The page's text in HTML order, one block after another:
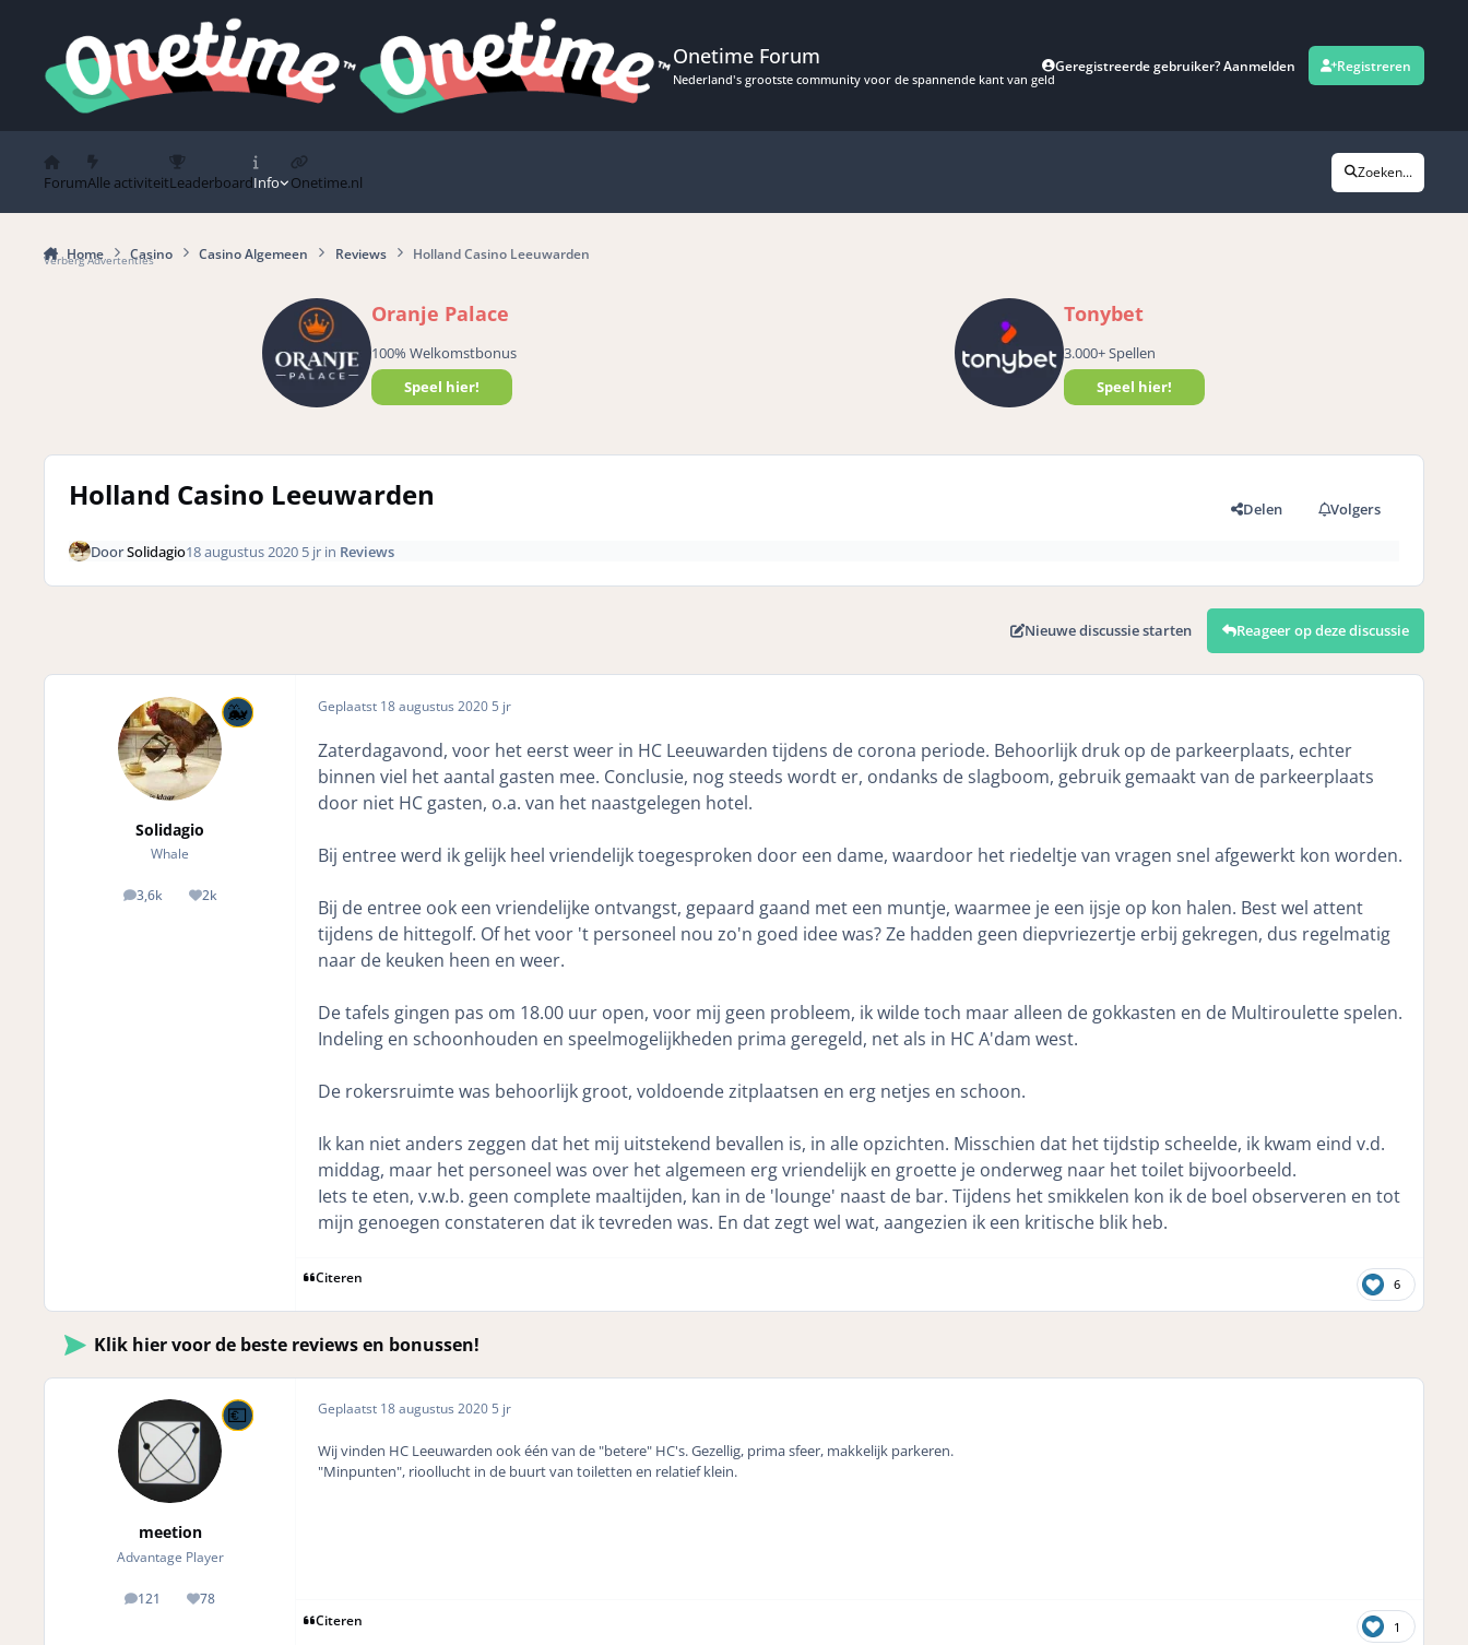
Onetime Forum
Nederland's grootste community voor de spannende kant van geld
Geregistreerde gebruiker? Aanmelden Registreren
ForumAlle activiteitLeaderboardInfo Onetime.nl
Zoeken...
Home Casino Casino Algemeen Reviews Holland Casino Leeuwarden
Verberg Advertenties
Oranje Palace
100% Welkomstbonus
Speel hier!
Tonybet
3.000+ Spellen
Speel hier!
Holland Casino Leeuwarden Delen Volgers
DoorSolidagio18 augustus 2020 5 jrin Reviews
Nieuwe discussie starten Reageer op deze discussie
Solidagio
Whale
3,6k
posts 2k
Reputation
Geplaatst 18 augustus 2020 5 jr
Zaterdagavond, voor het eerst weer in HC Leeuwarden tijdens de corona periode. Behoorlijk druk op de parkeerplaats, echter
binnen viel het aantal gasten mee. Conclusie, nog steeds wordt er, ondanks de slagboom, gebruik gemaakt van de parkeerplaats
door niet HC gasten, o.a. van het naastgelegen hotel.
Bij entree werd ik gelijk heel vriendelijk toegesproken door een dame, waardoor het riedeltje van vragen snel afgewerkt kon worden.
Bij de entree ook een vriendelijke ontvangst, gepaard gaand met een muntje, waarmee je een ijsje op kon halen. Best wel attent
tijdens de hittegolf. Of het voor 't personeel nou zo'n goed idee was? Ze hadden geen diepvriezertje erbij gekregen, dus regelmatig
naar de keuken heen en weer.
De tafels gingen pas om 18.00 uur open, voor mij geen probleem, ik wilde toch maar alleen de gokkasten en de Multiroulette spelen.
Indeling en schoonhouden en speelmogelijkheden prima geregeld, net als in HC A'dam west.
De rokersruimte was behoorlijk groot, voldoende zitplaatsen en erg netjes en schoon.
Ik kan niet anders zeggen dat het mij uitstekend bevallen is, in alle opzichten. Misschien dat het tijdstip scheelde, ik kwam eind v.d.
middag, maar het personeel was over het algemeen erg vriendelijk en groette je onderweg naar het toilet bijvoorbeeld.
Iets te eten, v.w.b. geen complete maaltijden, kan in de 'lounge' naast de bar. Tijdens het smikkelen kon ik de boel observeren en tot
mijn genoegen constateren dat ik tevreden was. En dat zegt wel wat, aangezien ik een kritische blik heb.
Citeren 6
Klik hier voor de beste reviews en bonussen!
meetion
Advantage Player
121
posts 78
Reputation
Geplaatst 18 augustus 2020 5 jr
Wij vinden HC Leeuwarden ook één van de "betere" HC's. Gezellig, prima sfeer, makkelijk parkeren.
"Minpunten", rioollucht in de buurt van toiletten en relatief klein.
Citeren 1